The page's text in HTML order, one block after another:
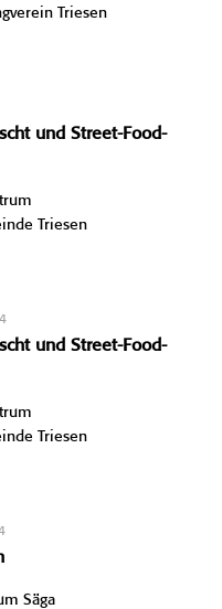
Triesen
und Street-Food-
Triesen
und Street-Food-
Triesen
Säga